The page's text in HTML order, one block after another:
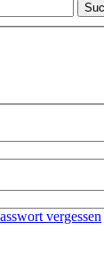
vergessen